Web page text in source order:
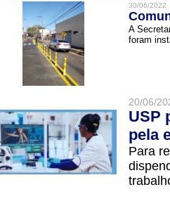
30/06/2022
A
foram
20/06/
USP
pela
Para